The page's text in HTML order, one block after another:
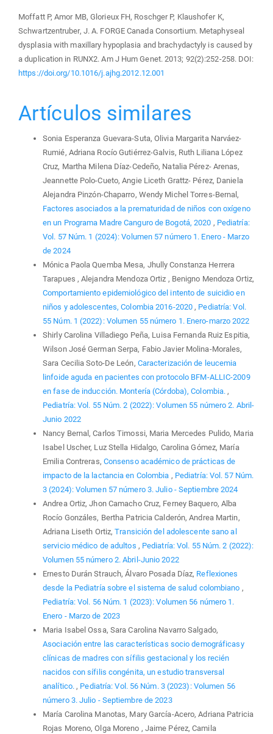
Moffatt P, Amor MB, Glorieux FH, Roschger P, Klaushofer K,
Schwartzentruber, J. A. FORGE Canada Consortium. Metaphyseal
dysplasia with maxillary hypoplasia and brachydactyly is caused by
a duplication in RUNX2. Am J Hum Genet. 2013; 92(2):252-258. DOI:
https://doi.org/10.1016/j.ajhg.2012.12.001
Artículos similares
Sonia Esperanza Guevara-Suta, Olivia Margarita Narváez-
Rumié, Adriana Rocío Gutiérrez-Galvis, Ruth Liliana López
Cruz, Martha Milena Díaz-Cedeño, Natalia Pérez- Arenas,
Jeannette Polo-Cueto, Angie Liceth Grattz- Pérez, Daniela
Alejandra Pinzón-Chaparro, Wendy Michel Torres-Bernal,
Factores asociados a la prematuridad de niños con oxígeno
en un Programa Madre Canguro de Bogotá, 2020 , Pediatría:
Vol. 57 Núm. 1 (2024): Volumen 57 número 1. Enero - Marzo
de 2024
Mónica Paola Quemba Mesa, Jhully Constanza Herrera
Tarapues , Alejandra Mendoza Ortiz , Benigno Mendoza Ortiz,
Comportamiento epidemiológico del intento de suicidio en
niños y adolescentes, Colombia 2016-2020, Pediatría: Vol.
55 Núm. 1 (2022): Volumen 55 número 1. Enero-marzo 2022
Shirly Carolina Villadiego Peña, Luisa Fernanda Ruiz Espitia,
Wilson José German Serpa, Fabio Javier Molina-Morales,
Sara Cecilia Soto-De León, Caracterización de leucemia
linfoide aguda en pacientes con protocolo BFM-ALLIC-2009
en fase de inducción. Montería (Córdoba), Colombia.,
Pediatría: Vol. 55 Núm. 2 (2022): Volumen 55 número 2. Abril-
Junio 2022
Nancy Bernal, Carlos Timossi, Maria Mercedes Pulido, Maria
Isabel Uscher, Luz Stella Hidalgo, Carolina Gómez, María
Emilia Contreras, Consenso académico de prácticas de
impacto de la lactancia en Colombia , Pediatría: Vol. 57 Núm.
3 (2024): Volumen 57 número 3. Julio - Septiembre 2024
Andrea Ortiz, Jhon Camacho Cruz, Ferney Baquero, Alba
Rocío Gonzáles, Bertha Patricia Calderón, Andrea Martin,
Adriana Liseth Ortiz,Transición del adolescente sano al
servicio médico de adultos , Pediatría: Vol. 55 Núm. 2 (2022):
Volumen 55 número 2. Abril-Junio 2022
Ernesto Durán Strauch, Álvaro Posada Díaz, Reflexiones
desde la Pediatría sobre el sistema de salud colombiano ,
Pediatría: Vol. 56 Núm. 1 (2023): Volumen 56 número 1.
Enero - Marzo de 2023
Maria Isabel Ossa, Sara Carolina Navarro Salgado,
Asociación entre las características socio demográficasy
clínicas de madres con sífilis gestacional y los recién
nacidos con sífilis congénita, un estudio transversal
analítico., Pediatría: Vol. 56 Núm. 3 (2023): Volumen 56
número 3. Julio - Septiembre de 2023
María Carolina Manotas, Mary García-Acero, Adriana Patricia
Rojas Moreno, Olga Moreno , Jaime Pérez, Camila